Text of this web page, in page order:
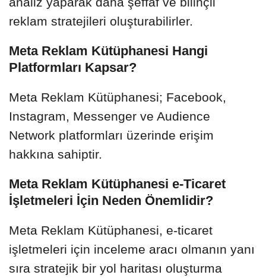
reklam stratejileri oluşturabilirler.
Meta Reklam Kütüphanesi Hangi
Platformları Kapsar?
Meta Reklam Kütüphanesi; Facebook,
Instagram, Messenger ve Audience
Network platformları üzerinde erişim
hakkına sahiptir.
Meta Reklam Kütüphanesi e-Ticaret
İşletmeleri İçin Neden Önemlidir?
Meta Reklam Kütüphanesi, e-ticaret
işletmeleri için inceleme aracı olmanın yanı
sıra stratejik bir yol haritası oluşturma